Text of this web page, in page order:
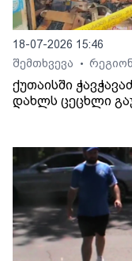
18-07-2026 15:46
შემთხვევა
•
ქუთაისში
დახლს ცეცხლი